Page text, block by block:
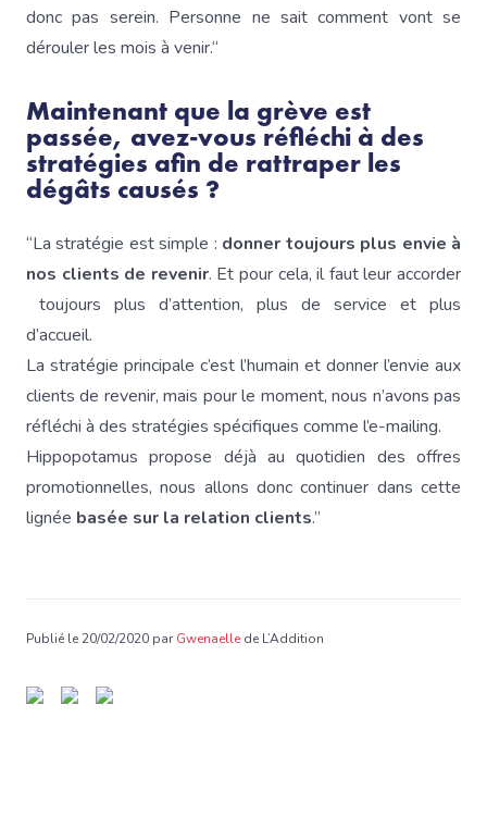
donc pas serein. Personne ne sait comment vont se
dérouler les mois à venir.“
Maintenant que la grève est
passée, avez-vous réfléchi à des
stratégies afin de rattraper les
dégâts causés ?
“La stratégie est simple : donner toujours plus envie à
nos clients de revenir. Et pour cela, il faut leur accorder
toujours plus d’attention, plus de service et plus
d’accueil.
La stratégie principale c’est l’humain et donner l’envie aux
clients de revenir, mais pour le moment, nous n’avons pas
réfléchi à des stratégies spécifiques comme l’e-mailing.
Hippopotamus propose déjà au quotidien des offres
promotionnelles, nous allons donc continuer dans cette
lignée basée sur la relation clients.”
Publié le 20/02/2020 parGwenaelle de L’Addition